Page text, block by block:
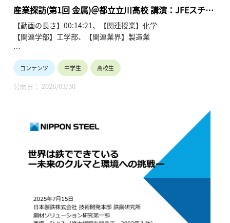
●「未来社会デザインとメタラジー」
田中敏宏／大阪大学理事・統括副学長 (30分)
＜第二部＞メタラジーの課題・最先端技術
● 「世界は鉄でできている-未来のクルマと環境へ
の挑戦-」
西畑ひとみ／日本製鉄株式会社技術開発本部鉄
鋼研究所 (15分)
● 「環境と安全を両立する新しい建築用高強度鋼の
●「地球とテクノロジーをつなぐ金属：先端材料と
産業探訪(第1回 金属)＠都立立川高校 講演：JFEスチー
ル 中山様 (2025年7月15日)
【動画の長さ】00:14:21、【関連授業】化学
【関連学部】工学部、【関連業界】製造業
■セミナー名：高校生向け産業探訪シリーズ(第1回)「未来社
会デザインとメタラジー」＠東京都立立川高等学校
■講演者/タイトル：JFEスチール株式会社スチール研究所構造
材料研究部 中山俊一様「環境と安全を両立する新しい建築用高
金属は鉄や銅といった馴染みのある、産業活動・国民生活に必
須の基礎素材であり、エッセンシャルインダストリーです。こ
の産業がサステナブルに発展するための課題を未来の担い手で
ある高校生と我が国の代表的な産学の研究者及びエンジニアと
共有します。 このセミナーがこれからのキャリアパスについて
このコンテンツでは、JFEスチール 中山様の講演を収録してい
ます。
コンテンツ 中学生 高校生
公開日： 2026/03/30